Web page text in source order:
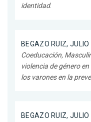
identidad.
BEGAZO RUIZ, JULIO
Coeducación,
violencia de género
los varones en la
BEGAZO RUIZ, JULIO